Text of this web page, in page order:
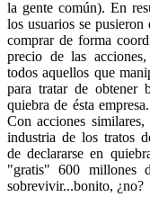
la gente común). En
los usuarios se pusieron
comprar de forma
precio de las
todos aquellos que
para tratar de obtener
quiebra de ésta
Con acciones
industria de los tratos
de declararse en
"gratis" 600 millones
sobrevivir...bonito, ¿no?